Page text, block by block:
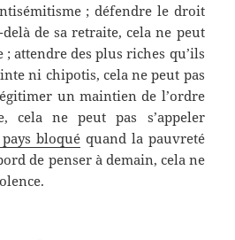
; défendre le droit
de sa retraite, cela ne peut
; attendre des plus riches qu’ils
ni chipotis, cela ne peut pas
un maintien de l’ordre
cela ne peut pas s’appeler
bloquéquand la pauvreté
de penser à demain, cela ne